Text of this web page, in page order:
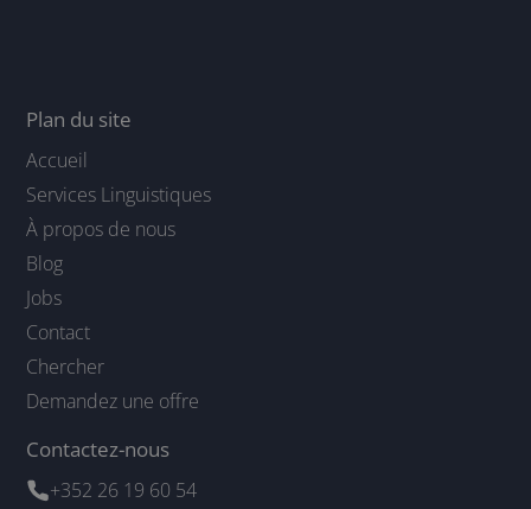
Plan du site
Accueil
Services Linguistiques
À propos de nous
Blog
Jobs
Contact
Chercher
Demandez une offre
Contactez-nous
+352 26 19 60 54